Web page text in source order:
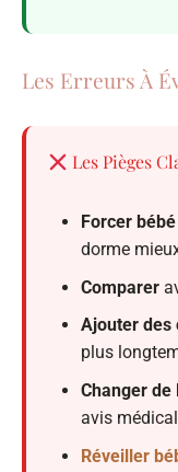
Les Erreurs À
Les Pièges
Forcer bébé
dorme
Comparer
Ajouter des
plus
Changer de
avis médical
Réveiller